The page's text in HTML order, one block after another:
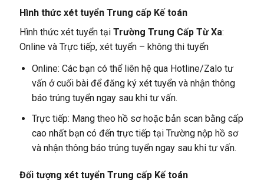
Hình thức xét tuyển Trung cấp Kế toán
Hình thức xét tuyển tại Trường Trung Cấp Từ Xa:
Online và Trực tiếp, xét tuyển – không thi tuyển
Online: Các bạn có thể liên hệ qua Hotline/Zalo tư
vấn ở cuối bài để đăng ký xét tuyển và nhận thông
báo trúng tuyển ngay sau khi tư vấn.
Trực tiếp: Mang theo hồ sơ hoặc bản scan bằng cấp
cao nhất bạn có đến trực tiếp tại Trường nộp hồ sơ
và nhận thông báo trúng tuyển ngay sau khi tư vấn.
Đối tượng xét tuyển Trung cấp Kế toán